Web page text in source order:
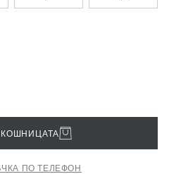
ПО ТЕЛЕФОН